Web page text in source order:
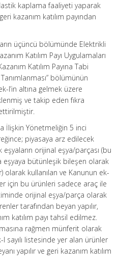
kaplama faaliyeti yaparak
kazanım katılım payından
üçüncü bölümünde Elektrikli
Katılım Payı Uygulamaları
Katılım Payına Tabi
bölümünün
l’in altına gelmek üzere
ve takip eden fıkra
İlişkin Yönetmeliğin 5 inci
piyasaya arz edilecek
orijinal eşya/parçası (bu
eşyaya bütünleşik bileşen olarak
kullanılan ve Kanunun ek-
için bu ürünleri sadece araç ile
orijinal eşya/parça olarak
tarafından beyan yapılır,
katılım payı tahsil edilmez.
rağmen münferit olarak
sayılı listesinde yer alan ürünler
yapılır ve geri kazanım katılım